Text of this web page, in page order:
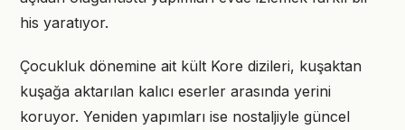
his yaratıyor.
Çocukluk dönemine ait kült Kore dizileri, kuşaktan
kuşağa aktarılan kalıcı eserler arasında yerini
koruyor. Yeniden yapımları ise nostaljiyle güncel